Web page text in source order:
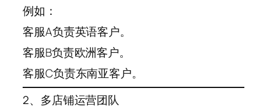
例如：
客服A负责英语客户。
客服B负责欧洲客户。
客服C负责东南亚客户。
2、多店铺运营团队